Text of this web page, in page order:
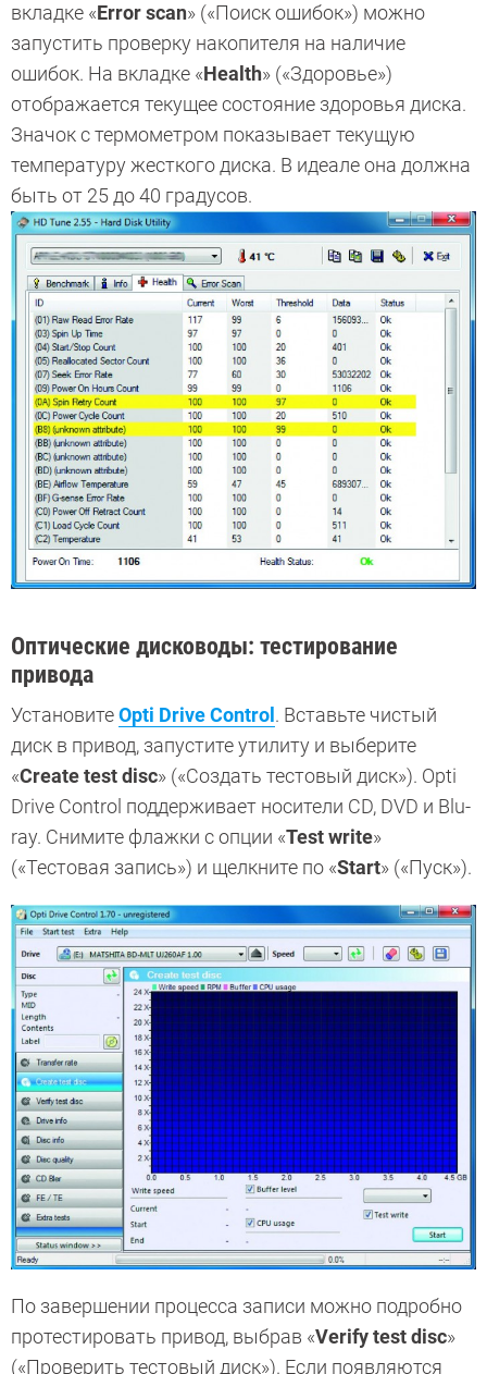
вкладке «Error scan» («Поиск ошибок») можно
запустить проверку накопителя на наличие
ошибок. На вкладке «Health» («Здоровье»)
отображается текущее состояние здоровья диска.
Значок с термометром показывает текущую
температуру жесткого диска. В идеале она должна
быть от 25 до 40 градусов.
Оптические дисководы: тестирование
привода
УстановитеOpti Drive Control . Вставьте чистый
диск в привод, запустите утилиту и выберите
«Create test disc» («Создать тестовый диск»). Opti
Drive Control поддерживает носители CD, DVD и Blu-
ray. Снимите флажки с опции «Test write»
(«Тестовая запись») и щелкните по «Start» («Пуск»).
По завершении процесса записи можно подробно
протестировать привод, выбрав «Verify test disc»
(«Проверить тестовый диск»). Если появляются